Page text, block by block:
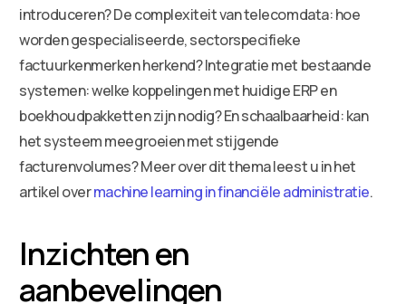
introduceren? De complexiteit van telecomdata: hoe
worden gespecialiseerde, sectorspecifieke
factuurkenmerken herkend? Integratie met bestaande
systemen: welke koppelingen met huidige ERP en
boekhoudpakketten zijn nodig? En schaalbaarheid: kan
het systeem meegroeien met stijgende
facturenvolumes? Meer over dit thema leest u in het
artikel overmachine learning in financiële administratie.
Inzichten en
aanbevelingen